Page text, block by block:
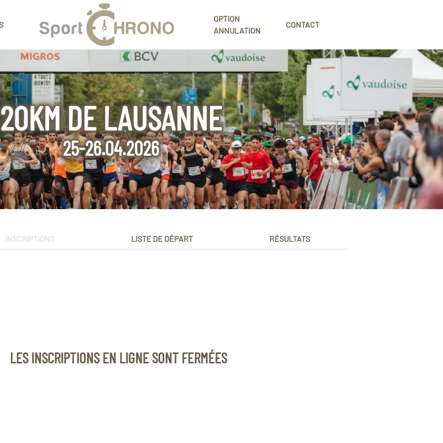
OPTION
ANNULATION
CONTACT
20KM DE LAUSANNE
25-26.04.2026
INSCRIPTIONS LISTE DE DÉPART RÉSULTATS
LES INSCRIPTIONS EN LIGNE SONT FERMÉES